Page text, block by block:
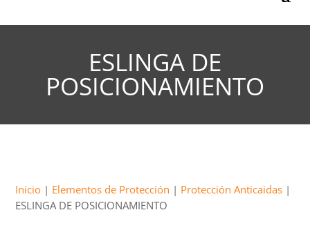
ESLINGA DE
POSICIONAMIENTO
Inicio | Elementos de Protección | Protección Anticaidas |
ESLINGA DE POSICIONAMIENTO